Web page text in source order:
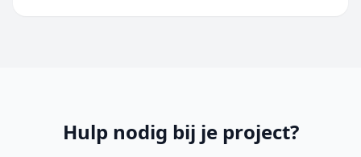
Hulp nodig bij je project?